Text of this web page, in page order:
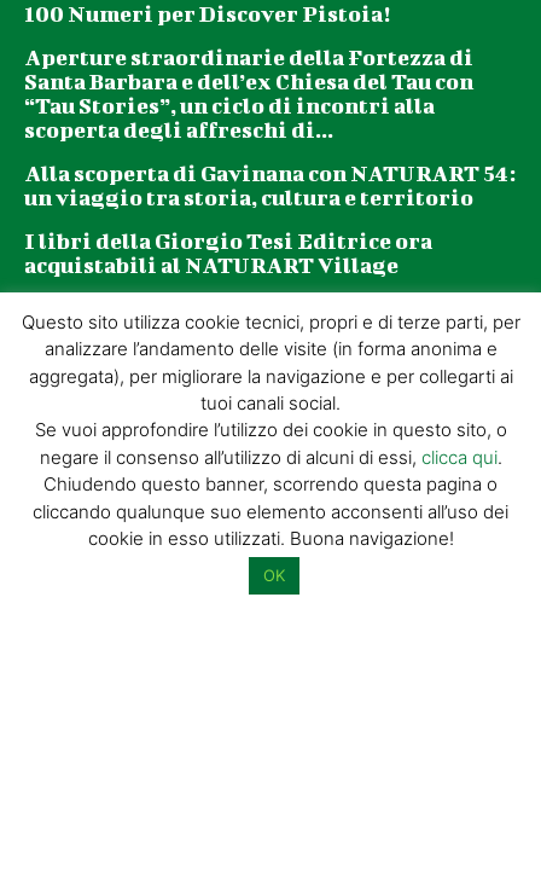
100 Numeri per Discover Pistoia!
Aperture straordinarie della Fortezza di
Santa Barbara e dell’ex Chiesa del Tau con
“Tau Stories”, un ciclo di incontri alla
scoperta degli affreschi di...
Alla scoperta di Gavinana con NATURART 54:
un viaggio tra storia, cultura e territorio
I libri della Giorgio Tesi Editrice ora
acquistabili al NATURART Village
Newsletter
La tua email (richiesto)
Acconsento al trattamento dei miei dati personali per l’invio di
materiale informativo e promozionale tramite il servizio di
newsletter
Dimostra di essere umano selezionando
Questo sito utilizza cookie tecnici, propri e di terze parti, per
analizzare l’andamento delle visite (in forma anonima e
aggregata), per migliorare la navigazione e per collegarti ai
tuoi canali social.
Se vuoi approfondire l’utilizzo dei cookie in questo sito, o
negare il consenso all’utilizzo di alcuni di essi, clicca qui.
Chiudendo questo banner, scorrendo questa pagina o
cliccando qualunque suo elemento acconsenti all’uso dei
cookie in esso utilizzati. Buona navigazione!
OK